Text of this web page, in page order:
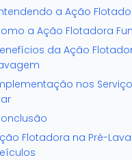
a Ação
a Ação Flotadora
da Ação
nos
Flotadora na Pré-